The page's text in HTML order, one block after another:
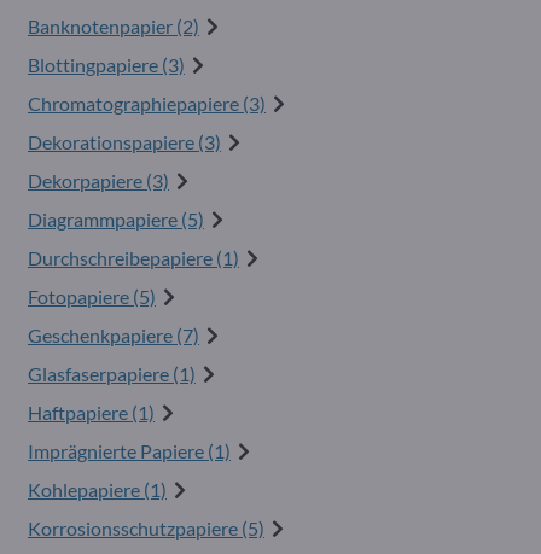
Banknotenpapier (2)
Blottingpapiere (3)
Chromatographiepapiere (3)
Dekorationspapiere (3)
Dekorpapiere (3)
Diagrammpapiere (5)
Durchschreibepapiere (1)
Fotopapiere (5)
Geschenkpapiere (7)
Glasfaserpapiere (1)
Haftpapiere (1)
Imprägnierte Papiere (1)
Kohlepapiere (1)
Korrosionsschutzpapiere (5)